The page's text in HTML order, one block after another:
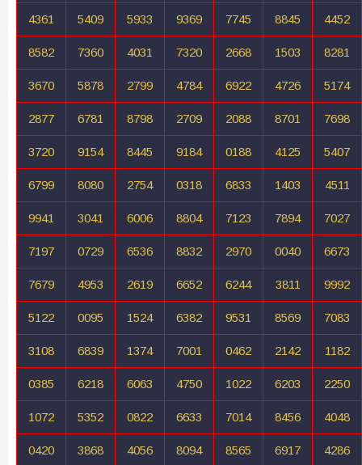
4361 5409 5933 9369 7745 8845 4452
8582 7360 4031 7320 2668 1503 8281
3670 5878 2799 4784 6922 4726 5174
2877 6781 8798 2709 2088 8701 7698
3720 9154 8445 9184 0188 4125 5407
6799 8080 2754 0318 6833 1403 4511
9941 3041 6006 8804 7123 7894 7027
7197 0729 6536 8832 2970 0040 6673
7679 4953 2619 6652 6244 3811 9992
5122 0095 1524 6382 9531 8569 7083
3108 6839 1374 7001 0462 2142 1182
0385 6218 6063 4750 1022 6203 2250
1072 5352 0822 6633 7014 8456 4048
0420 3868 4056 8094 8565 6917 4286